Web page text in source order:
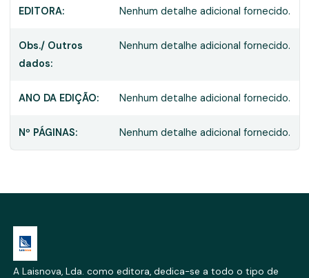
EDITORA: Nenhum detalhe adicional fornecido.
Obs./ Outros
dados:
Nenhum detalhe adicional fornecido.
ANO DA EDIÇÃO: Nenhum detalhe adicional fornecido.
Nº PÁGINAS: Nenhum detalhe adicional fornecido.
A Laisnova, Lda. como editora, dedica-se a todo o tipo de